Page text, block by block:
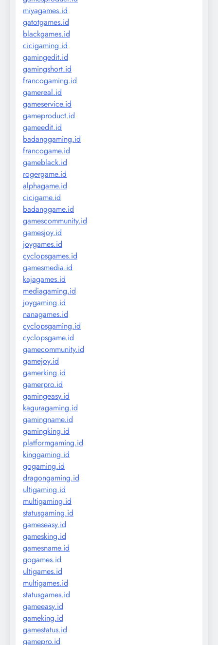
miyagames.id
gatotgames.id
blackgames.id
cicigaming.id
gamingedit.id
gamingshort.id
francogaming.id
gamereal.id
gameservice.id
gameproduct.id
gameedit.id
badanggaming.id
francogame.id
gameblack.id
rogergame.id
alphagame.id
cicigame.id
badanggame.id
gamescommunity.id
gamesjoy.id
joygames.id
cyclopsgames.id
gamesmedia.id
kajagames.id
mediagaming.id
joygaming.id
nanagames.id
cyclopsgaming.id
cyclopsgame.id
gamecommunity.id
gamejoy.id
gamerking.id
gamerpro.id
gamingeasy.id
kaguragaming.id
gamingname.id
gamingking.id
platformgaming.id
kinggaming.id
gogaming.id
dragongaming.id
ultigaming.id
multigaming.id
statusgaming.id
gameseasy.id
gamesking.id
gamesname.id
gogames.id
ultigames.id
multigames.id
statusgames.id
gameeasy.id
gameking.id
gamestatus.id
gamepro.id